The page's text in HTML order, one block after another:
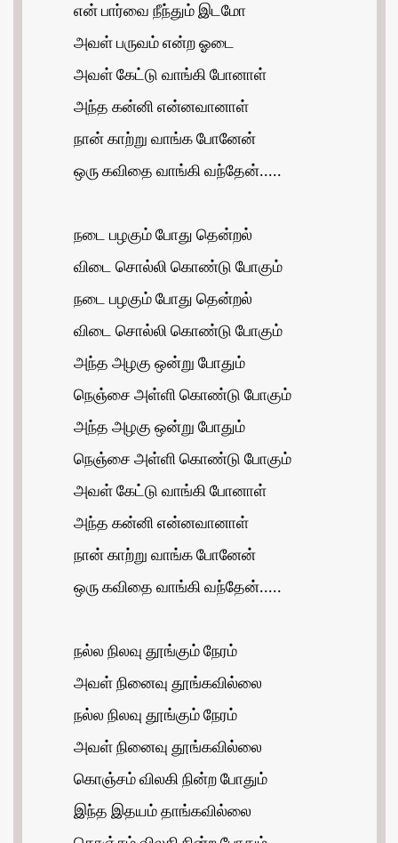
என் பார்வை நீந்தும் இடமோ
அவள் பருவம் என்ற ஓடை
அவள் கேட்டு வாங்கி போனாள்
அந்த கன்னி என்னவானாள்
நான் காற்று வாங்க போனேன்
ஒரு கவிதை வாங்கி வந்தேன்.....
நடை பழகும் போது தென்றல்
விடை சொல்லி கொண்டு போகும்
நடை பழகும் போது தென்றல்
விடை சொல்லி கொண்டு போகும்
அந்த அழகு ஒன்று போதும்
நெஞ்சை அள்ளி கொண்டு போகும்
அந்த அழகு ஒன்று போதும்
நெஞ்சை அள்ளி கொண்டு போகும்
அவள் கேட்டு வாங்கி போனாள்
அந்த கன்னி என்னவானாள்
நான் காற்று வாங்க போனேன்
ஒரு கவிதை வாங்கி வந்தேன்.....
நல்ல நிலவு தூங்கும் நேரம்
அவள் நினைவு தூங்கவில்லை
நல்ல நிலவு தூங்கும் நேரம்
அவள் நினைவு தூங்கவில்லை
கொஞ்சம் விலகி நின்ற போதும்
இந்த இதயம் தாங்கவில்லை